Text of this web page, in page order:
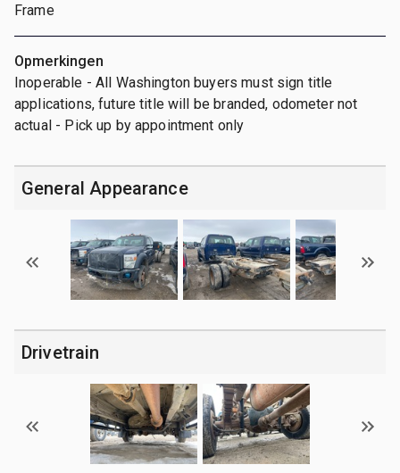
Frame
Opmerkingen
Inoperable - All Washington buyers must sign title
applications, future title will be branded, odometer not
actual - Pick up by appointment only
General Appearance
Drivetrain